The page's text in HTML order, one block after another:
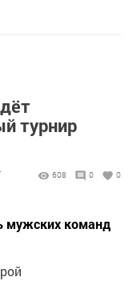
турнир
608 0 0
мужских команд